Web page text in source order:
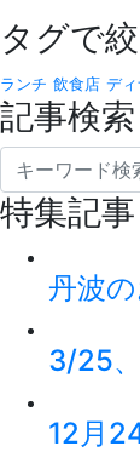
タグで
ランチ 飲食店 デ
記事検索
特集記事
丹波
3/25
12月